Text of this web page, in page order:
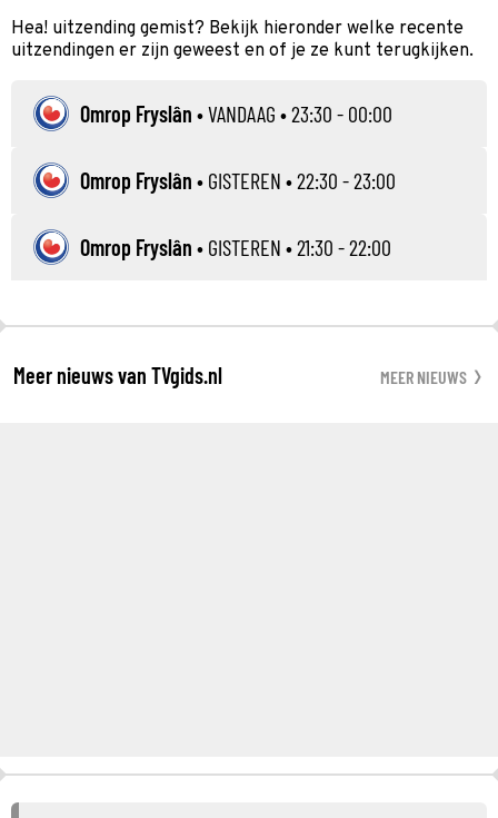
Hea! uitzending gemist? Bekijk hieronder welke recente
uitzendingen er zijn geweest en of je ze kunt terugkijken.
Omrop Fryslân •VANDAAG • 23:30 - 00:00
Omrop Fryslân • GISTEREN • 22:30 - 23:00
Omrop Fryslân • GISTEREN • 21:30 - 22:00
Meer nieuws van TVgids.nl MEER NIEUWS